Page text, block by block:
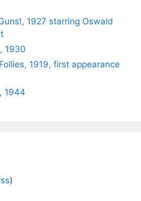
1927 starring Oswald
1930
1919, first appearance
1944
)